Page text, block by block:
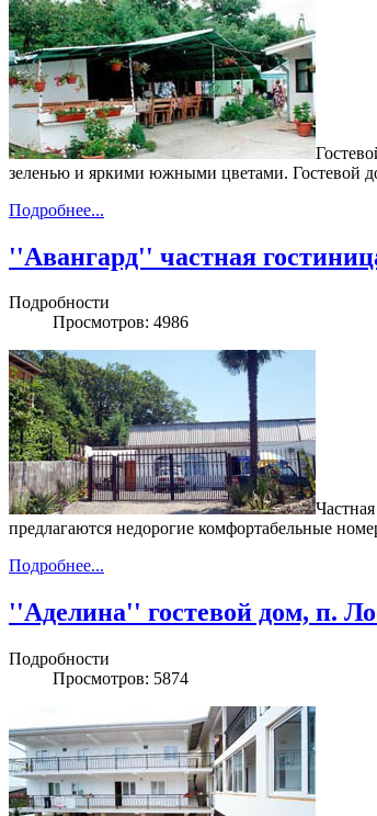
зеленью и яркими южными цветами. Гостевой
Подробнее...
''Авангард'' частная
Подробности
Просмотров: 4986
предлагаются недорогие комфортабельные
Подробнее...
''Аделина'' гостевой дом, п.
Подробности
Просмотров: 5874